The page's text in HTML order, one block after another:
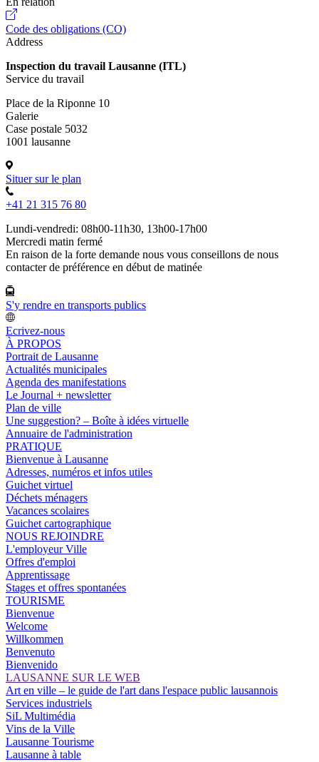
Code des obligations (CO)
Address
Inspection du travail Lausanne (ITL)
Service du travail
Place de la Riponne 10
Galerie
Case postale 5032
1001 lausanne
Situer sur le plan
+41 21 315 76 80
Lundi-vendredi: 08h00-11h30, 13h00-17h00
Mercredi matin fermé
En raison de la forte demande nous vous conseillons de nous
contacter de préférence en début de matinée
S'y rendre en transports publics
Ecrivez-nous
À PROPOS
Portrait de Lausanne
Actualités municipales
Agenda des manifestations
Le Journal + newsletter
Plan de ville
Une suggestion? – Boîte à idées virtuelle
Annuaire de l'administration
PRATIQUE
Bienvenue à Lausanne
Adresses, numéros et infos utiles
Guichet virtuel
Déchets ménagers
Vacances scolaires
Guichet cartographique
NOUS REJOINDRE
L'employeur Ville
Offres d'emploi
Apprentissage
Stages et offres spontanées
TOURISME
Bienvenue
Welcome
Willkommen
Benvenuto
Bienvenido
LAUSANNE SUR LE WEB
Art en ville – le guide de l'art dans l'espace public lausannois
Services industriels
SiL Multimédia
Vins de la Ville
Lausanne Tourisme
Lausanne à table